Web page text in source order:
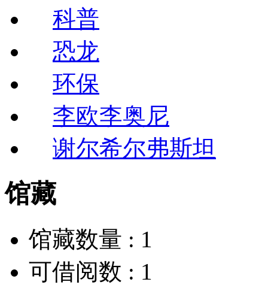
科普
恐龙
环保
李欧李奥尼
谢尔希尔弗斯坦
馆藏
馆藏数量 : 1
可借阅数 : 1